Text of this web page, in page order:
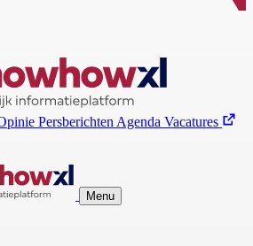
Persberichten Agenda Vacatures
Menu